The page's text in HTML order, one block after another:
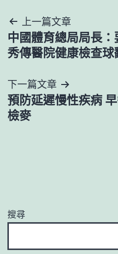
文
章
覽
上一篇文章
中國體育總局局長
秀傳醫院健康檢查球
下一篇文章
預防延遲慢性疾病
檢麥
搜尋